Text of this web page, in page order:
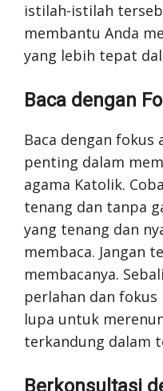
istilah-istilah
membantu Anda
yang lebih tepat
Baca dengan
Baca dengan fokus
penting dalam
agama Katolik.
tenang dan tanpa
yang tenang dan
membaca. Jangan
membacanya.
perlahan dan fokus
lupa untuk
terkandung dalam
Berkonsultasi